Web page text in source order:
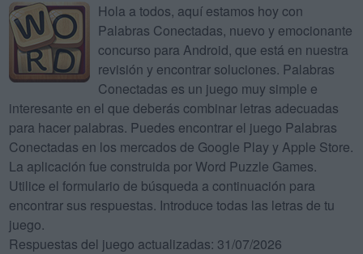
Hola a todos, aquí estamos hoy con
Palabras Conectadas, nuevo y emocionante
concurso para Android, que está en nuestra
revisión y encontrar soluciones. Palabras
Conectadas es un juego muy simple e
interesante en el que deberás combinar letras adecuadas
para hacer palabras. Puedes encontrar el juego Palabras
Conectadas en los mercados de Google Play y Apple Store.
La aplicación fue construida por Word Puzzle Games.
Utilice el formulario de búsqueda a continuación para
encontrar sus respuestas. Introduce todas las letras de tu
juego.
Respuestas del juego actualizadas: 31/07/2026